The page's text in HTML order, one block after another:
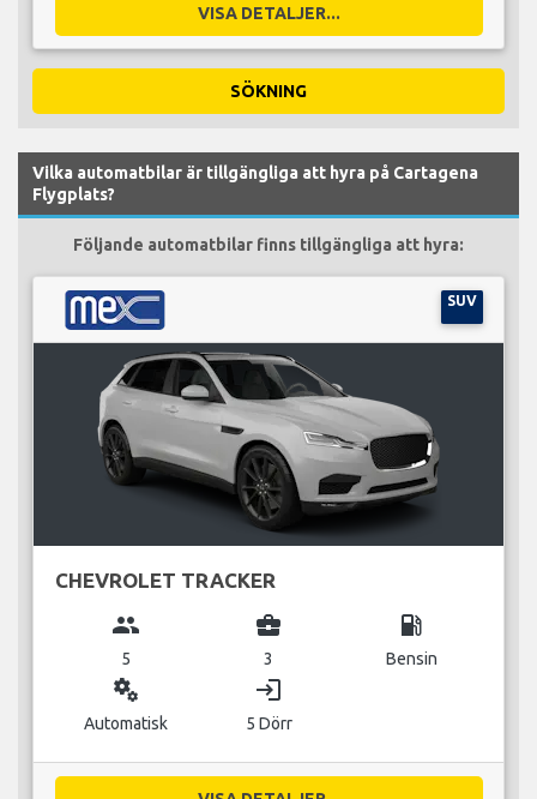
VISA DETALJER...
SÖKNING
Vilka automatbilar är tillgängliga att hyra på Cartagena
Flygplats?
Följande automatbilar finns tillgängliga att hyra:
SUV
CHEVROLET TRACKER
group
5
business_center
3
local_gas_station
Bensin
miscellaneous_services
Automatisk
login
5 Dörr